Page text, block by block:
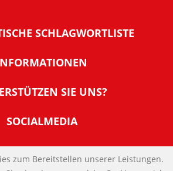
SCHLAGWORTLISTE
NachDenkSeiten
der NachDenkSeiten
und E-Mail-Signaturen
Links
SIE UNS?
Sie Fördermitglied
SOCIALMEDIA
IMPRESSUM
zum Bereitstellen unserer Leistungen.